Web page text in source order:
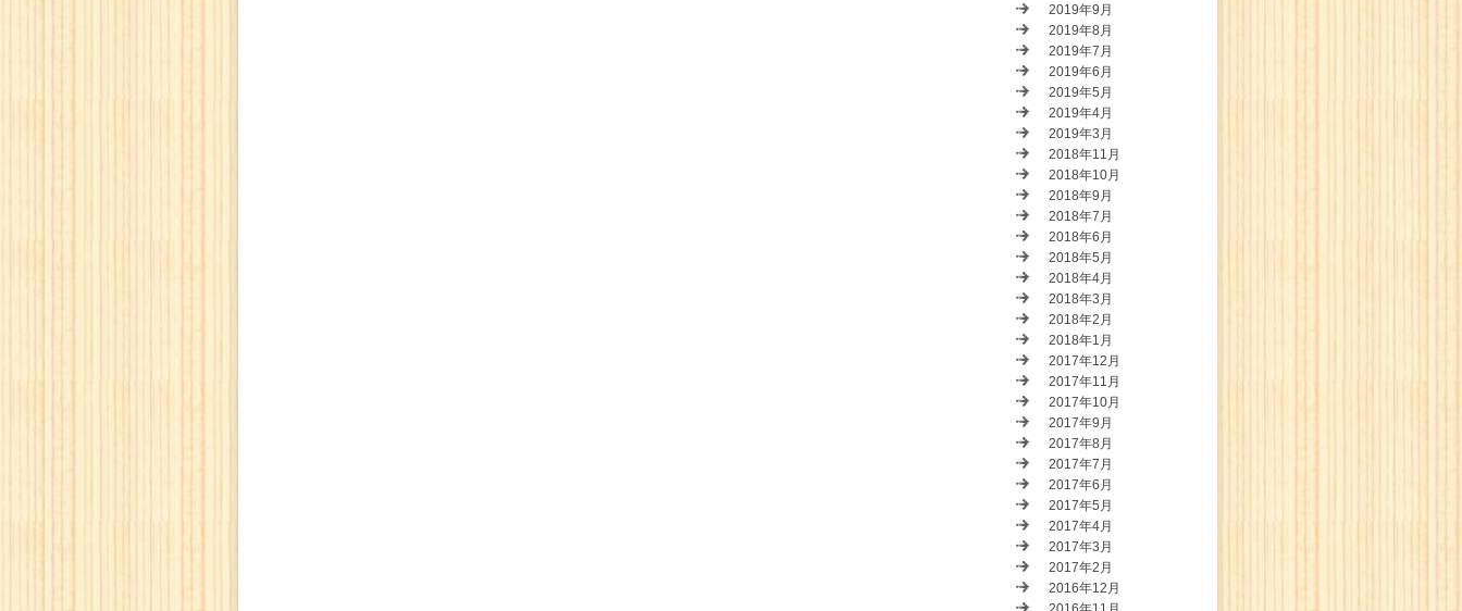
2019年9月
2019年8月
2019年7月
2019年6月
2019年5月
2019年4月
2019年3月
2018年11月
2018年10月
2018年9月
2018年7月
2018年6月
2018年5月
2018年4月
2018年3月
2018年2月
2018年1月
2017年12月
2017年11月
2017年10月
2017年9月
2017年8月
2017年7月
2017年6月
2017年5月
2017年4月
2017年3月
2017年2月
2016年12月